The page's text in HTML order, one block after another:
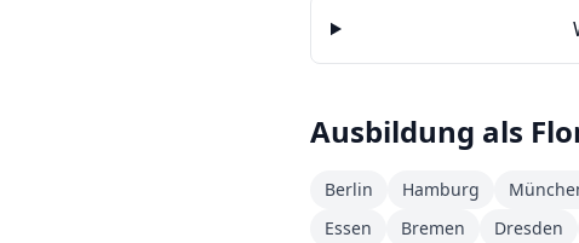
Ausbildung als
Berlin Hamburg
Essen
Bremen Dresden